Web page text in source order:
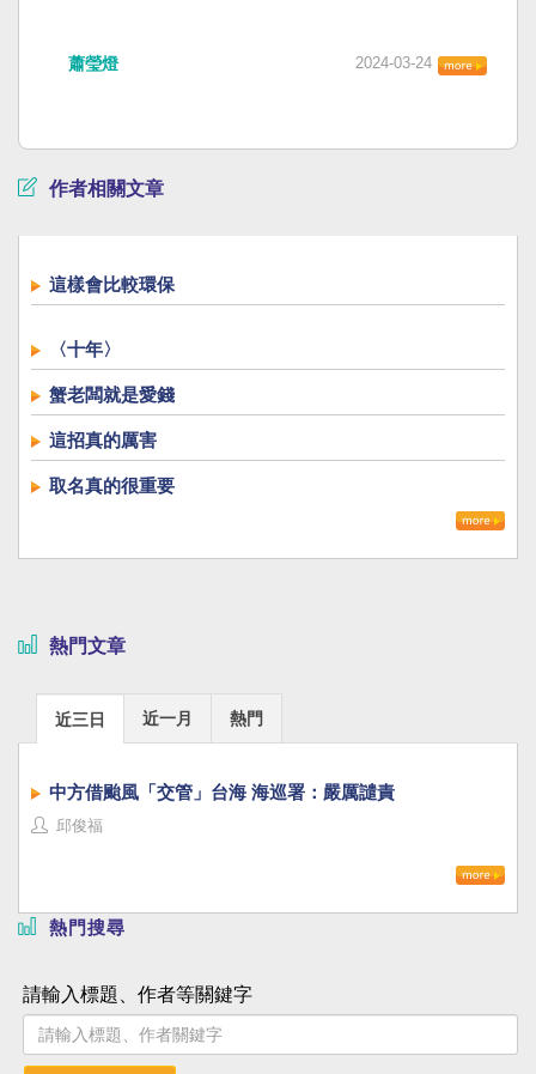
蕭瑩燈 2024-03-24
作者相關文章
這樣會比較環保
〈十年〉
蟹老闆就是愛錢
這招真的厲害
取名真的很重要
熱門文章
近三日 近一月 熱門
中方借颱風「交管」台海 海巡署：嚴厲譴責
邱俊福
熱門搜尋
請輸入標題、作者等關鍵字